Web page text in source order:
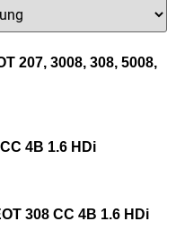
207, 3008, 308, 5008,
4B 1.6 HDi
308 CC 4B 1.6 HDi